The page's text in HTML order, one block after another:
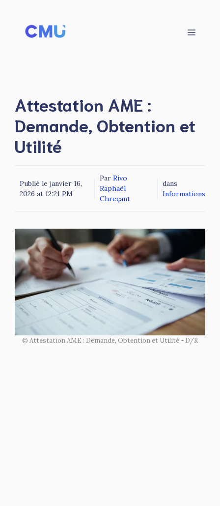
contenu
Menu
Attestation AME :
Demande, Obtention et
Utilité
Publié le janvier 16,
2026 at 12:21 PM
ParRivo
Raphaël
Chreçant
dans
Informations
© Attestation AME : Demande, Obtention et Utilité - D/R